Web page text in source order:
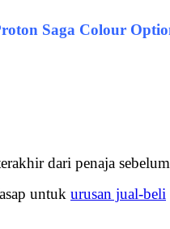
Saga Colour
dari penaja
untuk urusan jual-beli